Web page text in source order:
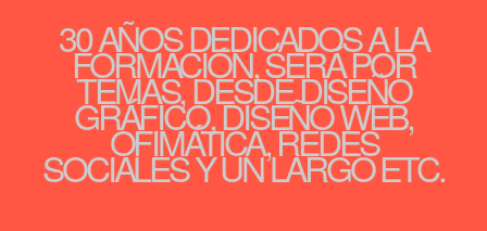
30 AÑOS DEDICADOS A LA
FORMACIÓN, SERÁ POR
TEMAS, DESDE DISEÑO
GRÁFICO, DISEÑO WEB,
OFIMÁTICA, REDES
SOCIALES Y UN LARGO ETC.